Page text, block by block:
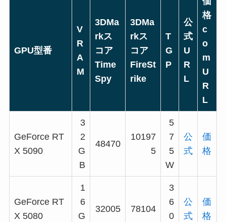
GPU型番
V
R
A
M
3DMa
rkス
コア
Time
Spy
3DMa
rkス
コア
FireSt
rike
T
G
P
公
式
U
R
L
格
c
o
m
U
R
L
GeForce RT
X 5090
3
2
G
B
48470
10197
5
5
7
5
W
公
式
価
格
GeForce RT
X 5080
1
6
G
32005 78104
3
6
0
公
式
価
格